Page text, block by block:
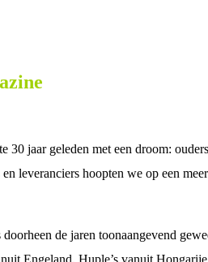
30 jaar geleden met een droom:
leveranciers hoopten we op een
de jaren toonaangevend
Engeland, Huple’s vanuit